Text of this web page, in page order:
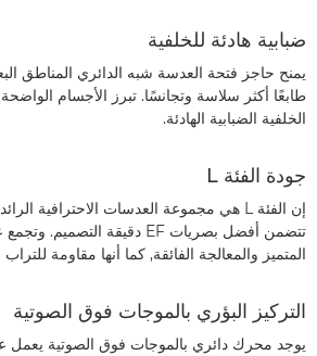
ضبابية هادئة للخلفية
يمنح حاجز فتحة العدسة شبه الدائري المناطق
طابعًا أكثر سلاسة وتجانسًا. تبرز الأجسام
الخلفية الضبابية الهادئة.
جودة الفئة L
المتميز والمعالجة الفائقة, كما أنها مقاومة
التركيز البؤري بالموجات فوق الصوتية
يوجد محرك دائري بالموجات فوق الصوتية يعمل